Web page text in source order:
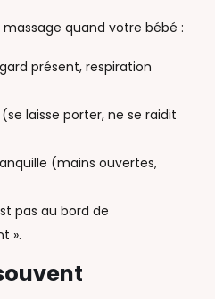
quand votre bébé :
présent, respiration
laisse porter, ne se raidit
(mains ouvertes,
pas au bord de
».